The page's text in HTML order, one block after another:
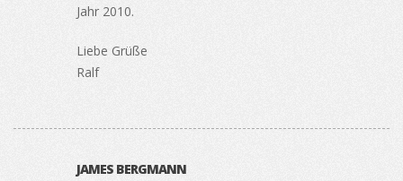
Jahr 2010.
Liebe Grüße
Ralf
JAMES BERGMANN